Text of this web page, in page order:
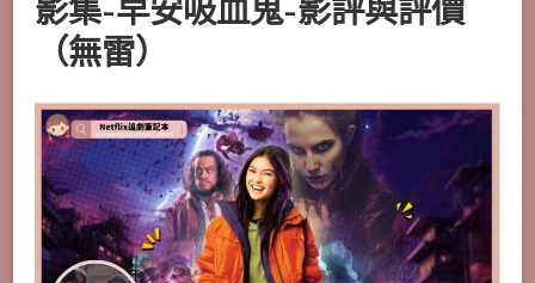
影集-早安吸血鬼-影評與評價
（無雷）